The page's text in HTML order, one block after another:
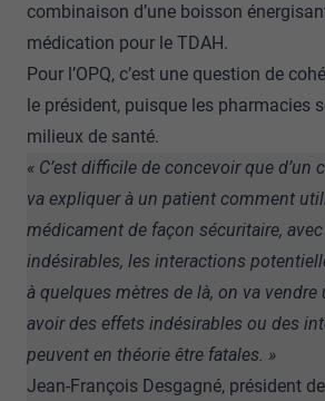
combinaison d’une boisson
médication pour le TDAH.
Pour l’OPQ, c’est une question de
le président, puisque les pharmacies
milieux de santé.
« C’est difficile de concevoir que d’un
va expliquer à un patient comment
médicament de façon sécuritaire,
indésirables, les interactions
à quelques mètres de là, on va
avoir des effets indésirables ou des
peuvent en théorie être fatales. »
Jean-François Desgagné, président de